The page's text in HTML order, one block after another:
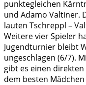
punktegleichen
und Adamo Valtiner.
lauten Tschreppl –
Weitere vier Spieler
Jugendturnier bleibt
ungeschlagen (6/7).
gibt es einen
dem besten Mädchen